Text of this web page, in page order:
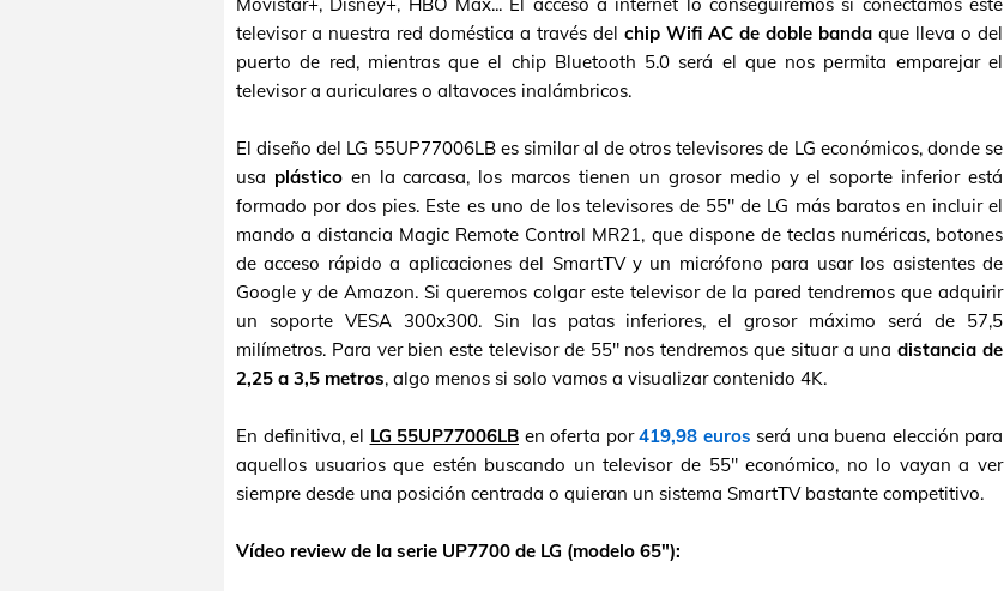
televisor a nuestra red doméstica a través del chip Wifi AC de doble banda que lleva o del
puerto de red, mientras que el chip Bluetooth 5.0 será el que nos permita emparejar el
televisor a auriculares o altavoces inalámbricos.
El diseño del LG 55UP77006LB es similar al de otros televisores de LG económicos, donde se
usa plásticoen la carcasa, los marcos tienen un grosor medio y el soporte inferior está
formado por dos pies. Este es uno de los televisores de 55" de LG más baratos en incluir el
mando a distancia Magic Remote Control MR21, que dispone de teclas numéricas, botones
de acceso rápido a aplicaciones del SmartTV y un micrófono para usar los asistentes de
Google y de Amazon. Si queremos colgar este televisor de la pared tendremos que adquirir
un soporte VESA 300x300. Sin las patas inferiores, el grosor máximo será de 57,5
milímetros. Para ver bien este televisor de 55" nos tendremos que situar a unadistancia de
2,25 a 3,5 metros, algo menos si solo vamos a visualizar contenido 4K.
En definitiva, el LG 55UP77006LB en oferta por419,98 euros será una buena elección para
aquellos usuarios que estén buscando un televisor de 55" económico, no lo vayan a ver
siempre desde una posición centrada o quieran un sistema SmartTV bastante competitivo.
Vídeo review de la serie UP7700 de LG (modelo 65"):